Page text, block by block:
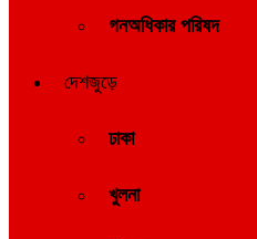
গনঅধিকার পরিষদ
দেশজুড়ে
ঢাকা
খুলনা